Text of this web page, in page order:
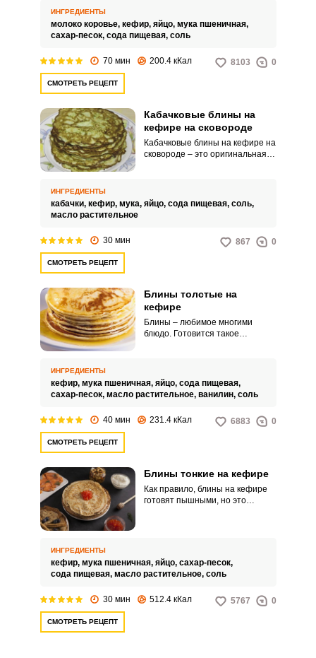
и на молоке.
ИНГРЕДИЕНТЫ
молоко коровье, кефир, яйцо, мука пшеничная,
сахар-песок, сода пищевая, соль
70 мин 200.4 кКал 8103 0
СМОТРЕТЬ РЕЦЕПТ
Кабачковые блины на
кефире на сковороде
Кабачковые блины на кефире на
сковороде – это оригинальная
нежными, сочными и
привлекательными.
ИНГРЕДИЕНТЫ
кабачки, кефир, мука, яйцо, сода пищевая, соль,
масло растительное
30 мин 867 0
СМОТРЕТЬ РЕЦЕПТ
Блины толстые на
кефире
Блины – любимое многими
блюдо. Готовится такое
ИНГРЕДИЕНТЫ
кефир, мука пшеничная, яйцо, сода пищевая,
сахар-песок, масло растительное, ванилин, соль
40 мин 231.4 кКал 6883 0
СМОТРЕТЬ РЕЦЕПТ
Блины тонкие на кефире
Как правило, блины на кефире
готовят пышными, но это
Просто в тесто добавим кипяток.
ИНГРЕДИЕНТЫ
кефир, мука пшеничная, яйцо, сахар-песок,
сода пищевая, масло растительное, соль
30 мин 512.4 кКал 5767 0
СМОТРЕТЬ РЕЦЕПТ